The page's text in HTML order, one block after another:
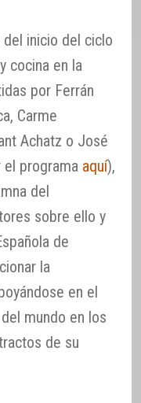
inicio del ciclo
cocina en la
por Ferrán
Carme
Achatz o José
programa aquí),
del
sobre ello y
de
la
en el
mundo en los
de su